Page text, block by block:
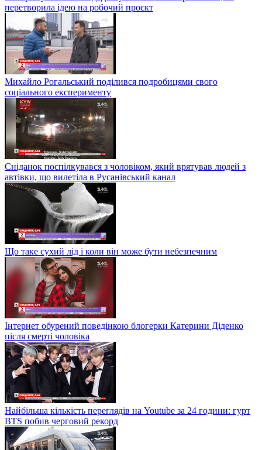
перетворила ідею на робочий проєкт
Михайло Рогальський поділився подробицями свого
соціального експерименту
Сніданок поспілкувався з чоловіком, який врятував людей з
автівки, що вилетіла в Русанівський канал
Що таке сухий лід і коли він може бути небезпечним
Інтернет обурений поведінкою блогерки Катерини Діденко
після смерті чоловіка
Найбільша кількість переглядів на Youtube за 24 години: гурт
BTS побив черговий рекорд